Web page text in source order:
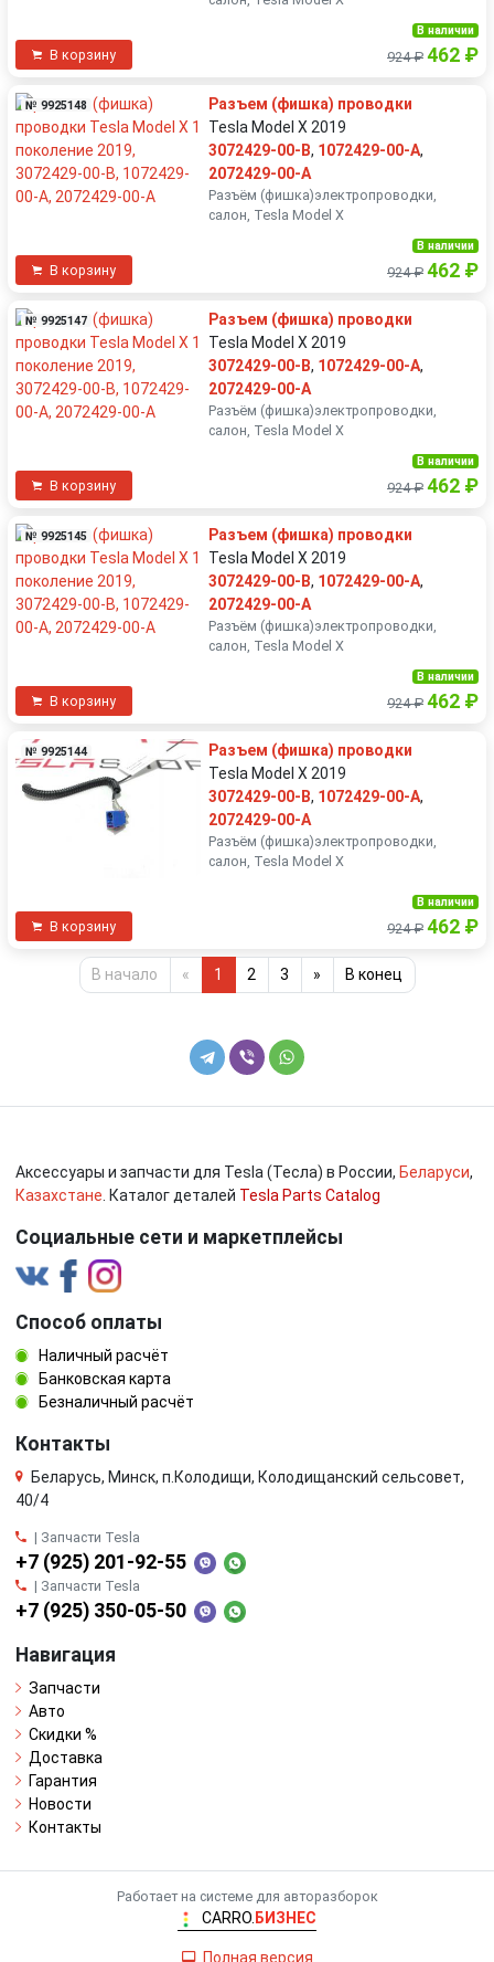
В корзину
В наличии
924 ₽ 462 ₽
№ 9925148
Разъем (фишка) проводки
Tesla Model X 2019
3072429-00-B, 1072429-00-A,
2072429-00-A
Разъëм (фишка)электропроводки,
салон, Tesla Model X
В корзину
В наличии
924 ₽ 462 ₽
№ 9925147
Разъем (фишка) проводки
Tesla Model X 2019
3072429-00-B, 1072429-00-A,
2072429-00-A
Разъëм (фишка)электропроводки,
салон, Tesla Model X
В корзину
В наличии
924 ₽ 462 ₽
№ 9925145
Разъем (фишка) проводки
Tesla Model X 2019
3072429-00-B, 1072429-00-A,
2072429-00-A
Разъëм (фишка)электропроводки,
салон, Tesla Model X
В корзину
В наличии
924 ₽ 462 ₽
№ 9925144
Разъем (фишка) проводки
Tesla Model X 2019
3072429-00-B, 1072429-00-A,
2072429-00-A
Разъëм (фишка)электропроводки,
салон, Tesla Model X
В корзину
В наличии
924 ₽ 462 ₽
В начало « 1 2 3 » В конец
Аксессуары и запчасти для Tesla (Тесла) в России, Беларуси,
Казахстане . Каталог деталей Tesla Parts Catalog
Социальные сети и маркетплейсы
Способ оплаты
Наличный расчёт
Банковская карта
Безналичный расчёт
Контакты
Беларусь, Минск, п.Колодищи, Колодищанский сельсовет,
40/4
| Запчасти Tesla
+7 (925) 201-92-55
| Запчасти Tesla
+7 (925) 350-05-50
Навигация
Запчасти
Авто
Скидки %
Доставка
Гарантия
Новости
Контакты
Работает на системе для авторазборок
CARRO. БИЗНЕС
Полная версия